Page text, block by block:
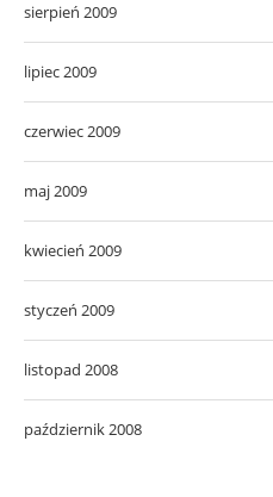
sierpień 2009
lipiec 2009
czerwiec 2009
maj 2009
kwiecień 2009
styczeń 2009
listopad 2008
październik 2008